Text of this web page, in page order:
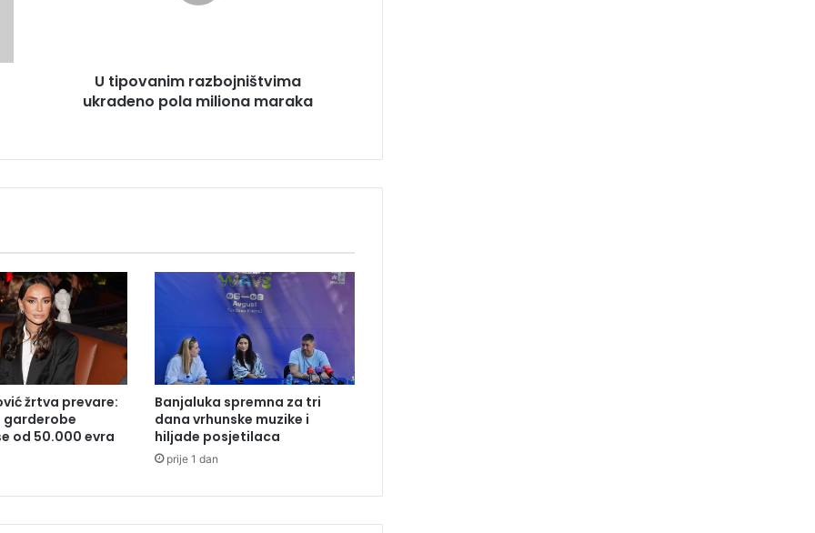
b
š
t
v
i
m
a
u
k
r
a
d
o
U tipovanim razbojništvima
ukradeno pola miliona maraka
žrtva prevare:
garderobe
od 50.000 evra
Banjaluka spremna za tri
dana vrhunske muzike i
hiljade posjetilaca
prije 1 dan